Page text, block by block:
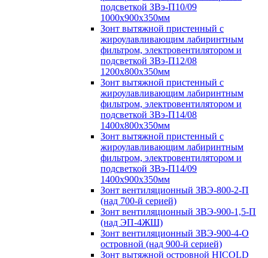
подсветкой ЗВэ-П10/09
1000х900х350мм
Зонт вытяжной пристенный с
жироулавливающим лабиринтным
фильтром, электровентилятором и
подсветкой ЗВэ-П12/08
1200х800х350мм
Зонт вытяжной пристенный с
жироулавливающим лабиринтным
фильтром, электровентилятором и
подсветкой ЗВэ-П14/08
1400х800х350мм
Зонт вытяжной пристенный с
жироулавливающим лабиринтным
фильтром, электровентилятором и
подсветкой ЗВэ-П14/09
1400х900х350мм
Зонт вентиляционный ЗВЭ-800-2-П
(над 700-й серией)
Зонт вентиляционный ЗВЭ-900-1,5-П
(над ЭП-4ЖШ)
Зонт вентиляционный ЗВЭ-900-4-О
островной (над 900-й серией)
Зонт вытяжной островной HICOLD